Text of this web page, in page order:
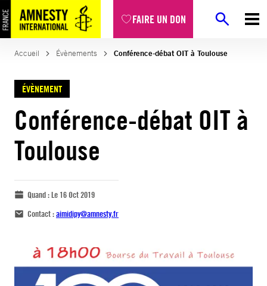
FAIRE UN DON
Accueil Évènements Conférence-débat OIT à Toulouse
ÉVÈNEMENT
Conférence-débat OIT à
Toulouse
Quand :Le 16 Oct 2019
Contact :aimidipy@amnesty.fr